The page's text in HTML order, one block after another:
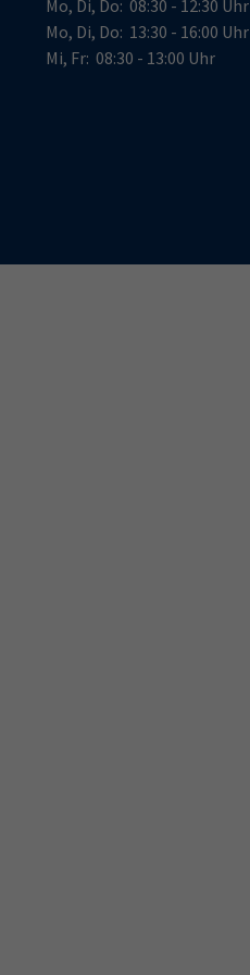
Mo, Di, Do: 08:30 - 12:30 Uhr
Mo, Di, Do: 13:30 - 16:00 Uhr
Mi, Fr: 08:30 - 13:00 Uhr